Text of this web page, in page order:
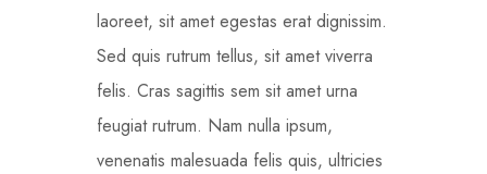
laoreet, sit amet egestas erat dignissim.
Sed quis rutrum tellus, sit amet viverra
felis. Cras sagittis sem sit amet urna
feugiat rutrum. Nam nulla ipsum,
venenatis malesuada felis quis, ultricies